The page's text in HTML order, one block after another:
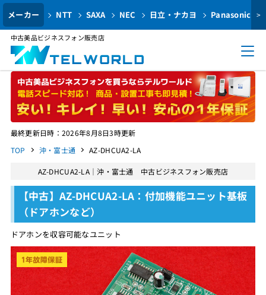
メーカー NTT SAXA NEC 日立・ナカヨ Panasonic >
中古美品ビジネスフォン販売店
最終更新日時：2026年8月8日3時更新
TOP
沖・富士通 AZ-DHCUA2-LA
AZ-DHCUA2-LA｜沖・富士通 中古ビジネスフォン販売店
【中古】AZ-DHCUA2-LA：付加機能ユニット基板
（ドアホンなど）
ドアホンを収容可能なユニット